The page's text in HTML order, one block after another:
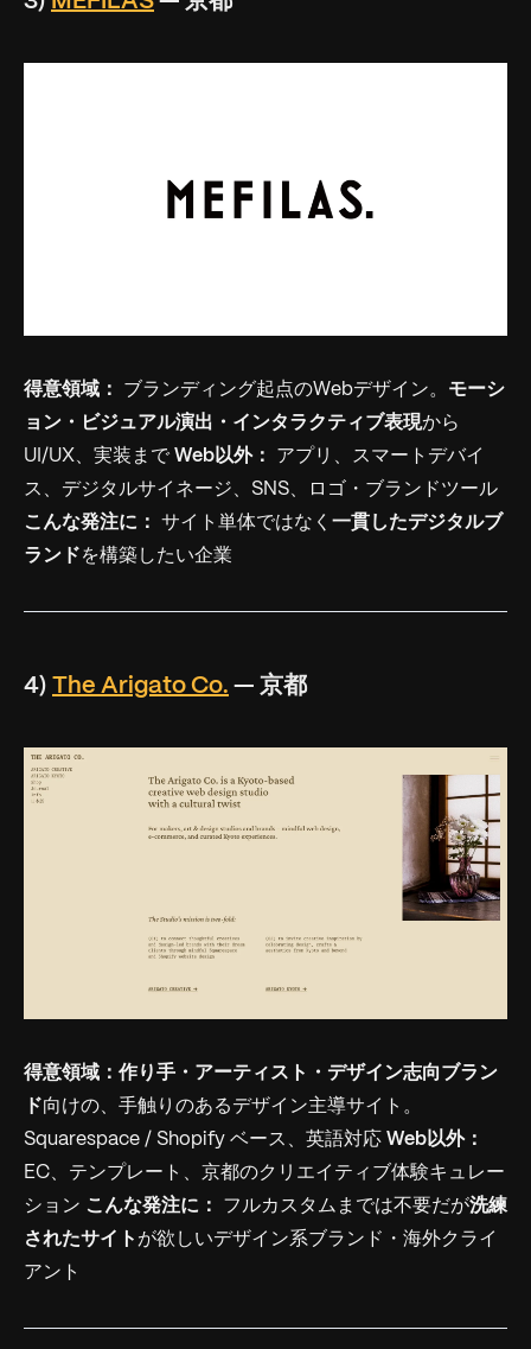
得意領域： ブランディング起点のWebデザイン。 モーシ
ョン・ビジュアル演出・インタラクティブ表現から
UI/UX、実装まで Web以外：
アプリ、スマートデバイ
ス、デジタルサイネージ、SNS、ロゴ・ブランドツール
こんな発注に：
サイト単体ではなく 一貫したデジタルブ
ランド を構築したい企業
4) The Arigato Co. — 京都
得意領域： 作り手・アーティスト・デザイン志向ブラン
ド 向けの、手触りのあるデザイン主導サイト。
Squarespace / Shopify ベース、英語対応 Web以外：
EC、テンプレート、京都のクリエイティブ体験キュレー
ション こんな発注に： フルカスタムまでは不要だが洗練
されたサイト が欲しいデザイン系ブランド・海外クライ
アント